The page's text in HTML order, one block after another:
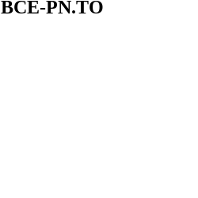
BCE-PN.TO